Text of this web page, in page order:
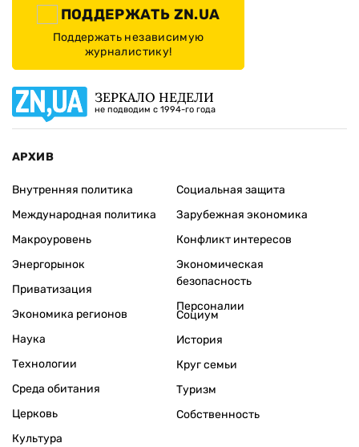
ПОДДЕРЖАТЬ ZN.UA
Поддержать независимую
журналистику!
ЗЕРКАЛО НЕДЕЛИ
не подводим с 1994-го года
АРХИВ
Внутренняя политика
Международная политика
Макроуровень
Энергорынок
Приватизация
Экономика регионов
Социальная защита
Зарубежная экономика
Конфликт интересов
Экономическая
безопасность
Персоналии
Наука
Технологии
Среда обитания
Церковь
Культура
Социум
История
Круг семьи
Туризм
Собственность